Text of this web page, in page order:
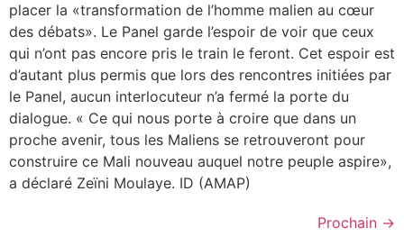
placer la «transformation de l’homme malien au cœur
des débats». Le Panel garde l’espoir de voir que ceux
qui n’ont pas encore pris le train le feront. Cet espoir est
d’autant plus permis que lors des rencontres initiées par
le Panel, aucun interlocuteur n’a fermé la porte du
dialogue. « Ce qui nous porte à croire que dans un
proche avenir, tous les Maliens se retrouveront pour
construire ce Mali nouveau auquel notre peuple aspire»,
a déclaré Zeïni Moulaye. ID (AMAP)
Prochain →